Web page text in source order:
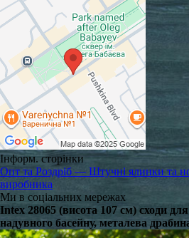
Інформ. сторінки
Опт та Роздріб — Штучні ялинки та
виробника
Ми в соціальних мережах
Intex 28065 (висота 107 см) сходи
надувного басейну, металева